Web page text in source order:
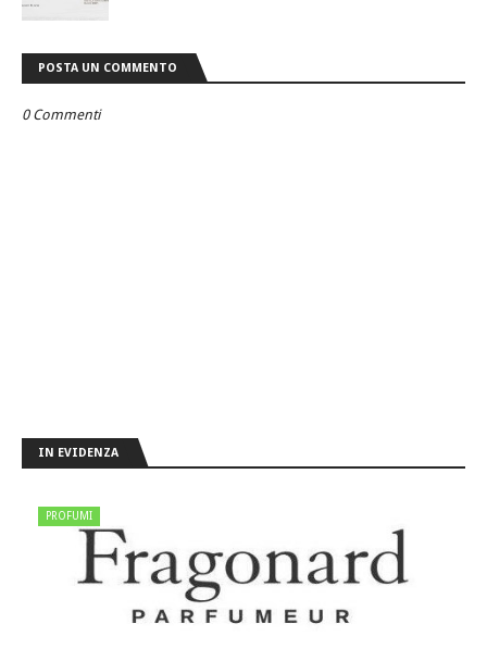
POSTA UN COMMENTO
0 Commenti
IN EVIDENZA
PROFUMI